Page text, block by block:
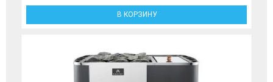
В КОРЗИНУ